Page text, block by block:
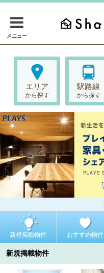
メニュー
エリア
から探す
駅路線
から探す
新規掲載物件 おすすめ物件
新規掲載物件